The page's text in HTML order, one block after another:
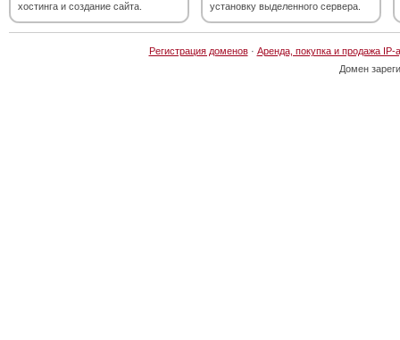
хостинга и создание сайта.
установку выделенного сервера.
Регистрация доменов· Аренда, покупка и продажа IP-
Домен